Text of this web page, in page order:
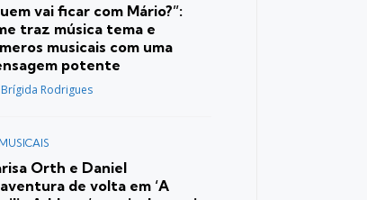
vai ficar com Mário?”:
traz música tema e
musicais com uma
potente
Brígida Rodrigues
MUSICAIS
Orth e Daniel
de volta em ‘A